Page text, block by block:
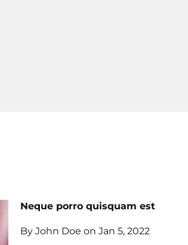
Neque porro quisquam est
By John Doe on Jan 5, 2022